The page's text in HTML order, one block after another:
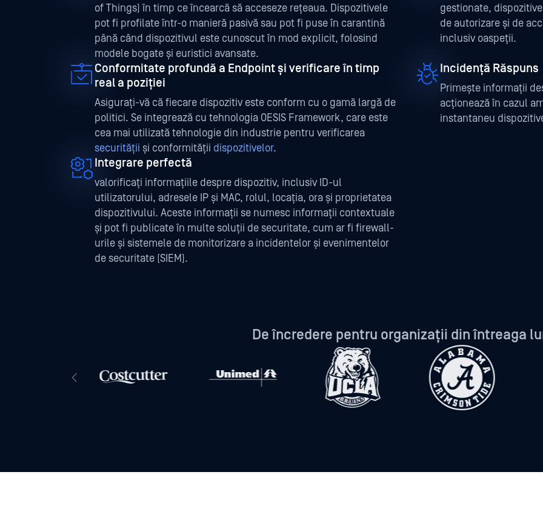
of Things) în timp ce încearcă să acceseze rețeaua. Dispozitivele
pot fi profilate într-o manieră pasivă sau pot fi puse în carantină
până când dispozitivul este cunoscut în mod explicit, folosind
modele bogate și euristici avansate.
gestionate,
de autorizare și de
inclusiv oaspeții.
Conformitate profundă a Endpoint și verificare în timp
real a poziției
Asigurați-vă că fiecare dispozitiv este conform cu o gamă largă de
politici. Se integrează cu tehnologia OESIS Framework, care este
cea mai utilizată tehnologie din industrie pentru verificarea
securității și conformității dispozitivelor.
Incidență Răspuns
Primește informații
acționează în cazul
instantaneu
Integrare perfectă
valorificați informațiile despre dispozitiv, inclusiv ID-ul
utilizatorului, adresele IP și MAC, rolul, locația, ora și proprietatea
dispozitivului. Aceste informații se numesc informații contextuale
și pot fi publicate în multe soluții de securitate, cum ar fi firewall-
urile și sistemele de monitorizare a incidentelor și evenimentelor
de securitate (SIEM).
De încredere pentru organizații din întreaga